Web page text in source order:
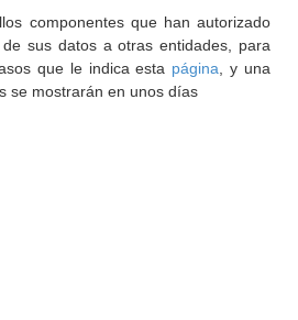
componentes que han autorizado
sus datos a otras entidades, para
que le indica esta página , y una
se mostrarán en unos días